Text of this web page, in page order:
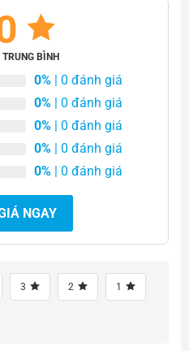
BÌNH
0% | 0 đánh giá
0% | 0 đánh giá
0% | 0 đánh giá
0% | 0 đánh giá
0% | 0 đánh giá
NGAY
3 2 1